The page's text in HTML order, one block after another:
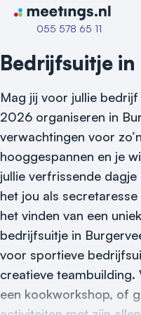
Naar home van Meetings
055 578 65 11
Vraag locatie
Bedrijfsuitje in
Mag jij voor jullie
2026 organiseren in
verwachtingen voor
hooggespannen en je
jullie verfrissende
het jou als
het vinden van een
bedrijfsuitje in
voor sportieve
creatieve
een kookworkshop, of